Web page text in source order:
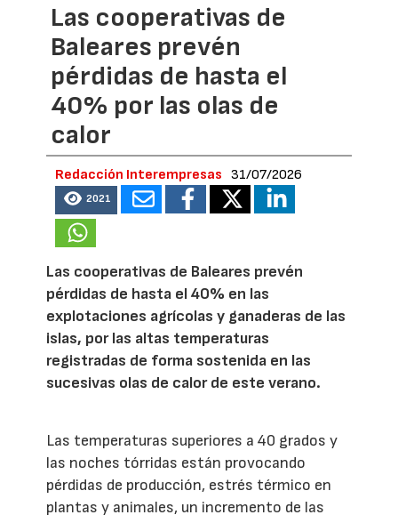
Las cooperativas de
Baleares prevén
pérdidas de hasta el
40% por las olas de
calor
Redacción Interempresas 31/07/2026
2021
Las cooperativas de Baleares prevén
pérdidas de hasta el 40% en las
explotaciones agrícolas y ganaderas de las
islas, por las altas temperaturas
registradas de forma sostenida en las
sucesivas olas de calor de este verano.
Las temperaturas superiores a 40 grados y
las noches tórridas están provocando
pérdidas de producción, estrés térmico en
plantas y animales, un incremento de las